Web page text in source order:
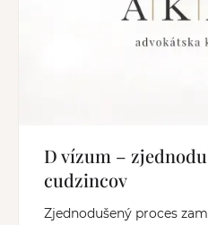
D vízum –
cudzincov
Zjednodušený proces